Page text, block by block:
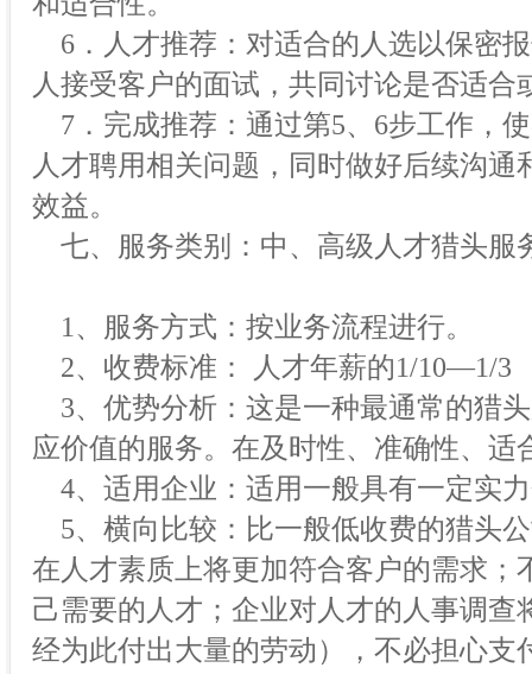
6．人才推荐：对适合的人选以保密
人接受客户的面试，共同讨论是否适
7．完成推荐：通过第5、6步工作，
人才聘用相关问题，同时做好后续沟
效益。
七、服务类别：中、高级人才猎头服
1、服务方式：按业务流程进行。
2、收费标准： 人才年薪的1/10—1/3
3、优势分析：这是一种最通常的猎
应价值的服务。在及时性、准确性、适
4、适用企业：适用一般具有一定实
5、横向比较：比一般低收费的猎头
在人才素质上将更加符合客户的需求
己需要的人才；企业对人才的人事调
经为此付出大量的劳动），不必担心